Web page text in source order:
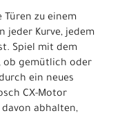
Türen zu einem
jeder Kurve, jedem
Spiel mit dem
ob gemütlich oder
ein neues
CX-Motor
abhalten,